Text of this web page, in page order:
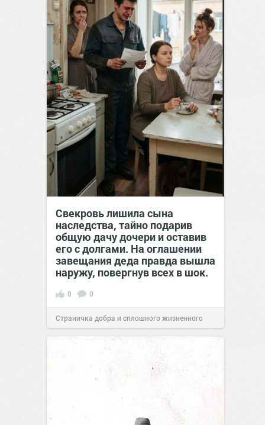
Свекровь лишила сына
наследства, тайно подарив
общую дачу дочери и оставив
его с долгами. На оглашении
завещания деда правда вышла
наружу, повергнув всех в шок.
0 0
Страничка добра и сплошного жизненного
позитива! 00:29 07 авг 2026